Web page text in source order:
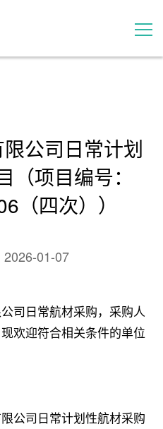
公司日常计划
（项目编号：
（四次））
2026-01-07
司日常航材采购，采购人
欢迎符合相关条件的单位
公司日常计划性航材采购